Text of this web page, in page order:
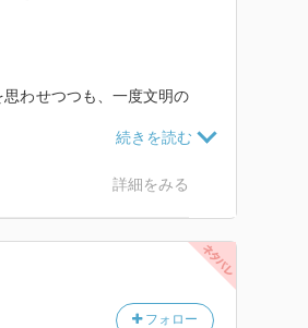
わせつつも、一度文明の
老人は大昔に会ったアンド
捨てる
かったけど、かといって
詳細をみる
フォロー